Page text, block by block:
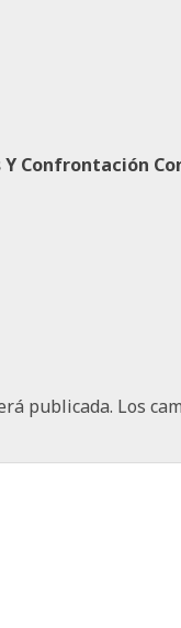
Confrontación
publicada. Los